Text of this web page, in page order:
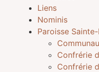
Liens
Nominis
Paroisse
Confrérie
Confrérie